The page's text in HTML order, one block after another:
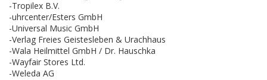
-Tropilex B.V.
-uhrcenter/Esters GmbH
-Universal Music GmbH
-Verlag Freies Geistesleben & Urachhaus
-Wala Heilmittel GmbH / Dr. Hauschka
-Wayfair Stores Ltd.
-Weleda AG